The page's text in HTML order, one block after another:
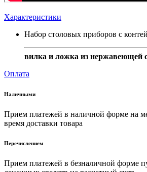
Характеристики
Набор столовых приборов с
вилка и ложка из нержавеющей
Оплата
Наличными
Прием платежей в наличной форме на
время доставки товара
Перечислением
Прием платежей в безналичной форме